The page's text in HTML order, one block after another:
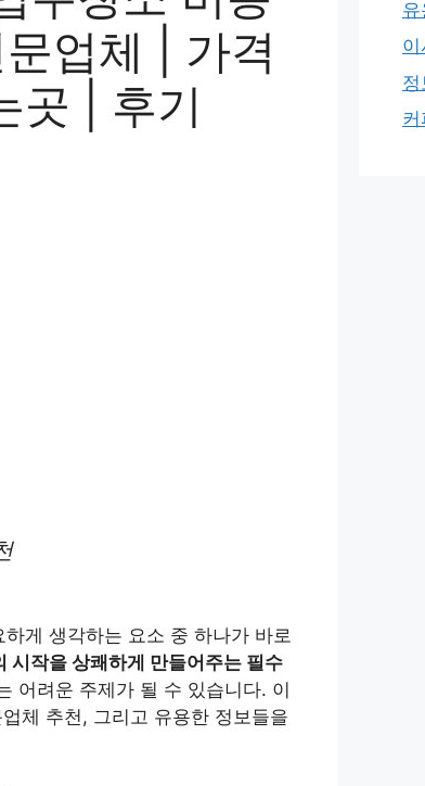
업체 | 가격
곳 | 후기
게 생각하는 요소 중 하나가 바로
시작을 상쾌하게 만들어주는 필수
어려운 주제가 될 수 있습니다. 이
체 추천, 그리고 유용한 정보들을
유
이
정
커